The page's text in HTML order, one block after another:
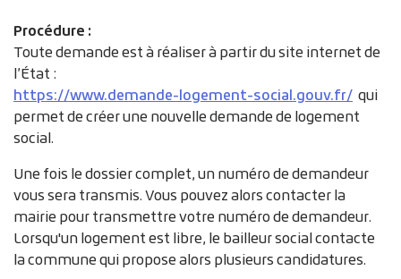
Procédure :
Toute demande est à réaliser à partir du site internet de
l’État :
https://www.demande-logement-social.gouv.fr/qui
permet de créer une nouvelle demande de logement
social.
Une fois le dossier complet, un numéro de demandeur
vous sera transmis. Vous pouvez alors contacter la
mairie pour transmettre votre numéro de demandeur.
Lorsqu'un logement est libre, le bailleur social contacte
la commune qui propose alors plusieurs candidatures.